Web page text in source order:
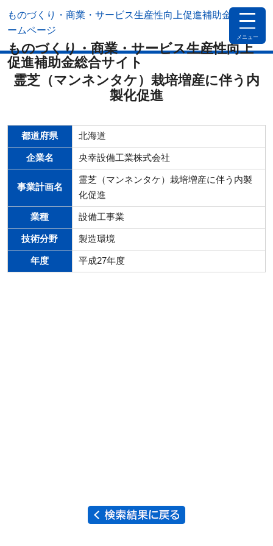
ものづくり・商業・サービス生産性向上促進補助金公式ホ
ームページ
ものづくり・商業・サービス生産性向上
促進補助金総合サイト
toggle
メニュー
霊芝（マンネンタケ）栽培増産に伴う内
製化促進
都道府県 北海道
企業名 央幸設備工業株式会社
事業計画名
霊芝（マンネンタケ）栽培増産に伴う内製
化促進
業種 設備工事業
技術分野 製造環境
年度 平成27年度